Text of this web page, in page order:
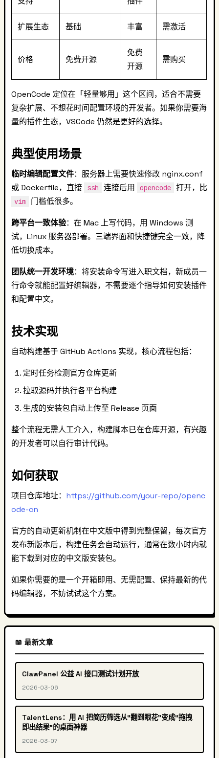
扩展生态 基础 丰富 需激活
价格 免费开源
免费
开源
需购买
OpenCode 定位在「轻量够用」这个区间，适合不需要
复杂扩展、不想花时间配置环境的开发者。如果你需要海
量的插件生态，VSCode 仍然是更好的选择。
典型使用场景
临时编辑配置文件：服务器上需要快速修改 nginx.conf
或 Dockerfile，直接
ssh 连接后用 opencode 打开，比
vim 门槛低很多。
跨平台一致体验：在 Mac 上写代码，用 Windows 测
试，Linux 服务器部署。三端界面和快捷键完全一致，降
低切换成本。
团队统一开发环境：将安装命令写进入职文档，新成员一
行命令就能配置好编辑器，不需要逐个指导如何安装插件
和配置中文。
技术实现
自动构建基于 GitHub Actions 实现，核心流程包括：
定时任务检测官方仓库更新
拉取源码并执行各平台构建
生成的安装包自动上传至 Release 页面
整个流程无需人工介入，构建脚本已在仓库开源，有兴趣
的开发者可以自行审计代码。
如何获取
项目仓库地址： https://github.com/your-repo/openc
ode-cn
官方的自动更新机制在中文版中得到完整保留，每次官方
发布新版本后，构建任务会自动运行，通常在数小时内就
能下载到对应的中文版安装包。
如果你需要的是一个开箱即用、无需配置、保持最新的代
码编辑器，不妨试试这个方案。
📖 最新文章
ClawPanel 公益 AI 接口测试计划开放
2026-03-06
TalentLens：用 AI 把简历筛选从“翻到眼花”变成“拖拽
即出结果”的桌面神器
2026-03-07